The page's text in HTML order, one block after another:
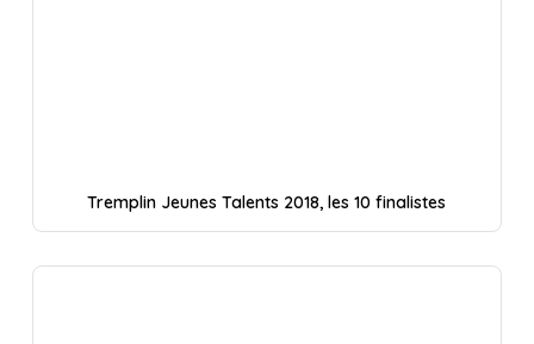
Tremplin Jeunes Talents 2018, les 10 finalistes